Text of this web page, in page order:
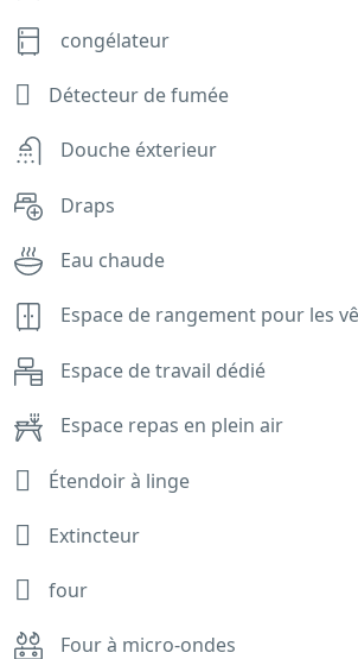
congélateur
Détecteur de fumée
Douche éxterieur
Draps
Eau chaude
Espace de rangement pour les
Espace de travail dédié
Espace repas en plein air
Étendoir à linge
Extincteur
four
Four à micro-ondes